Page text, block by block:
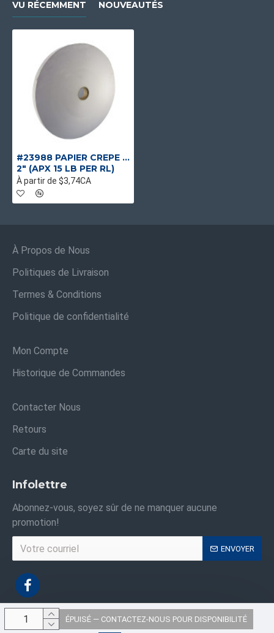
ÉPUISÉ — CONTACTEZ-NOUS POUR DISPONIBILITÉ
VU RÉCEMMENT NOUVEAUTÉS
#23988 PAPIER CREPE BLANC
2" (APX 15 LB PER RL)
À partir de $3,74CA
À Propos de Nous
Politiques de Livraison
Termes & Conditions
Politique de confidentialité
Mon Compte
Historique de Commandes
Contacter Nous
Retours
Carte du site
Infolettre
Abonnez-vous, soyez sûr de ne manquer aucune
promotion!
ENVOYER